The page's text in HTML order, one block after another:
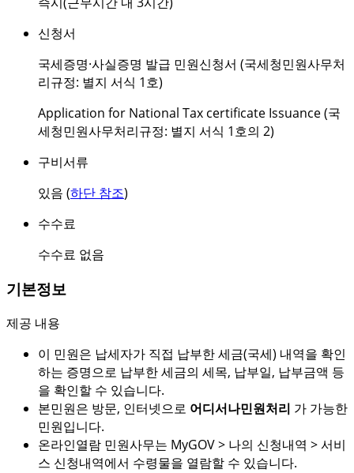
신청서
국세증명·사실증명 발급 민원신청서 (국세청민원사무처
리규정: 별지 서식 1호)
Application for National Tax certificate Issuance (국
세청민원사무처리규정: 별지 서식 1호의 2)
구비서류
있음 (하단 참조)
수수료
수수료 없음
기본정보
제공 내용
이 민원은 납세자가 직접 납부한 세금(국세) 내역을 확인
하는 증명으로 납부한 세금의 세목, 납부일, 납부금액 등
을 확인할 수 있습니다.
본민원은 방문, 인터넷으로 어디서나민원처리 가 가능한
민원입니다.
온라인열람 민원사무는 MyGOV > 나의 신청내역 > 서비
스 신청내역에서 수령물을 열람할 수 있습니다.